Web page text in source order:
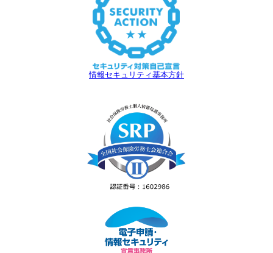
情報セキュリティ基本方針